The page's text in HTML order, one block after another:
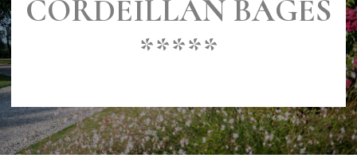
CORDEILLAN BAGES
*****